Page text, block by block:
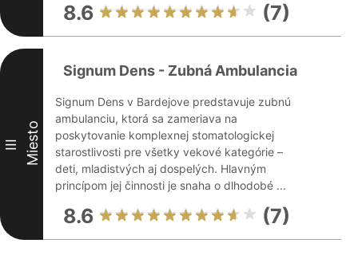
8.6 (7)
III Miesto
Signum Dens - Zubná Ambulancia
Signum Dens v Bardejove predstavuje zubnú
ambulanciu, ktorá sa zameriava na
poskytovanie komplexnej stomatologickej
starostlivosti pre všetky vekové kategórie –
deti, mladistvých aj dospelých. Hlavným
princípom jej činnosti je snaha o dlhodobé ...
8.6 (7)